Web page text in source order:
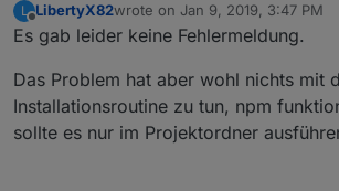
L
Offline
LibertyX82wrote on Jan 9, 2019, 3:47 PM
last edited by
Es gab leider keine Fehlermeldung.
Das Problem hat aber wohl nichts mit
Installationsroutine zu tun, npm
sollte es nur im Projektordner